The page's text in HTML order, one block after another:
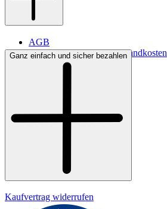
AGB
Lieferbedingungen & Versandkosten
Bezahlung
Ganz einfach und sicher bezahlen
Kaufvertrag widerrufen